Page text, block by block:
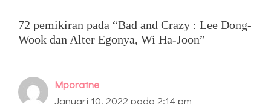
72 pemikiran pada “Bad and Crazy : Lee Dong-
Wook dan Alter Egonya, Wi Ha-Joon”
Mporatne
Januari 10, 2022 pada 2:14 pm